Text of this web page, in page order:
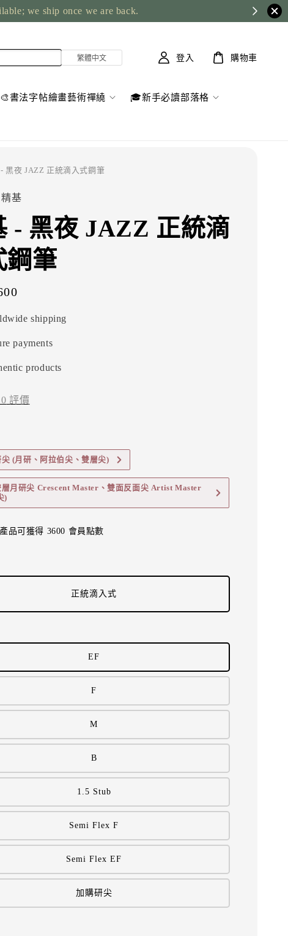
we ship once we are back.
🎨書法字帖繪畫藝術禪繞 🎓新手必讀部落格
登入 購物車
黑夜 JAZZ 正統滴入式鋼筆
基
- 黑夜 JAZZ 正統滴
鋼筆
shipping
payments
products
0 評價
(月研、阿拉伯尖、雙層尖)
層月研尖 Crescent Master、雙面反面尖 Artist Master
)
品可獲得 3600 會員點數
正統滴入式
EF
F
M
B
1.5 Stub
Semi Flex F
Semi Flex EF
加購研尖